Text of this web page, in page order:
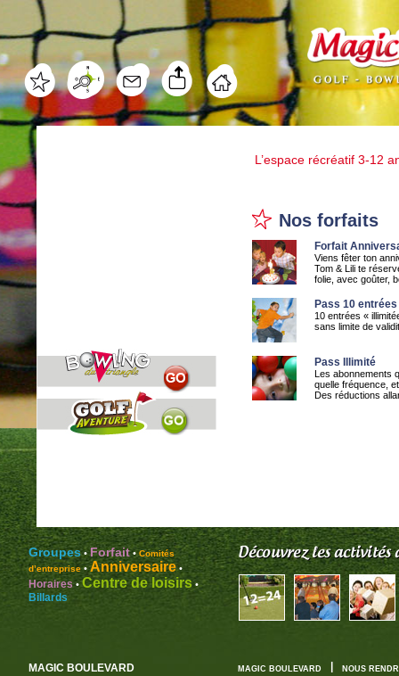
L’espace récréatif 3-12
Nos forfaits
Forfait
Viens fêter ton
Tom & Lili te
folie, avec goûter,
Pass 10 entrées
10 entrées «
sans limite de
Pass Illimité
Les abonnements
quelle fréquence,
Des réductions
Groupes • Forfait • Comités
d’entreprise • Anniversaire •
Horaires • Centre de loisirs •
Billards
MAGIC BOULEVARD
MAGIC BOULEVARD NOUS